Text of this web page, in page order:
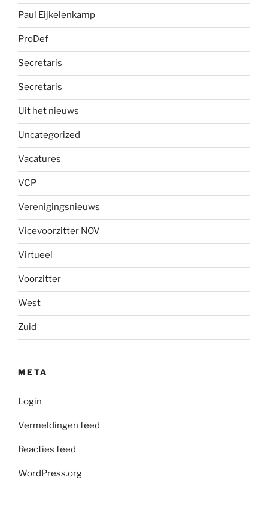
Paul Eijkelenkamp
ProDef
Secretaris
Secretaris
Uit het nieuws
Uncategorized
Vacatures
VCP
Verenigingsnieuws
Vicevoorzitter NOV
Virtueel
Voorzitter
West
Zuid
META
Login
Vermeldingen feed
Reacties feed
WordPress.org